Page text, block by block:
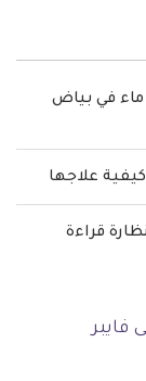
في بياض
علاجها
قراءة